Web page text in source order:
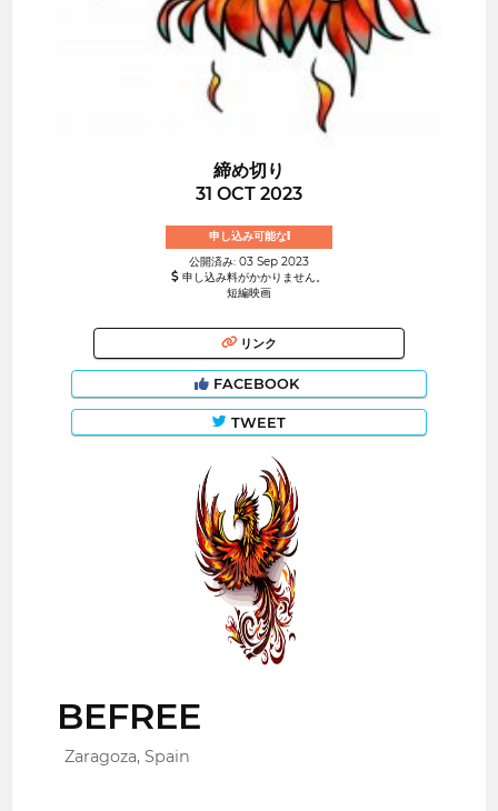
締め切り
31 OCT 2023
申し込み可能な!
公開済み: 03 Sep 2023
申し込み料がかかりません。
短編映画
リンク
FACEBOOK
TWEET
BEFREE
Zaragoza, Spain